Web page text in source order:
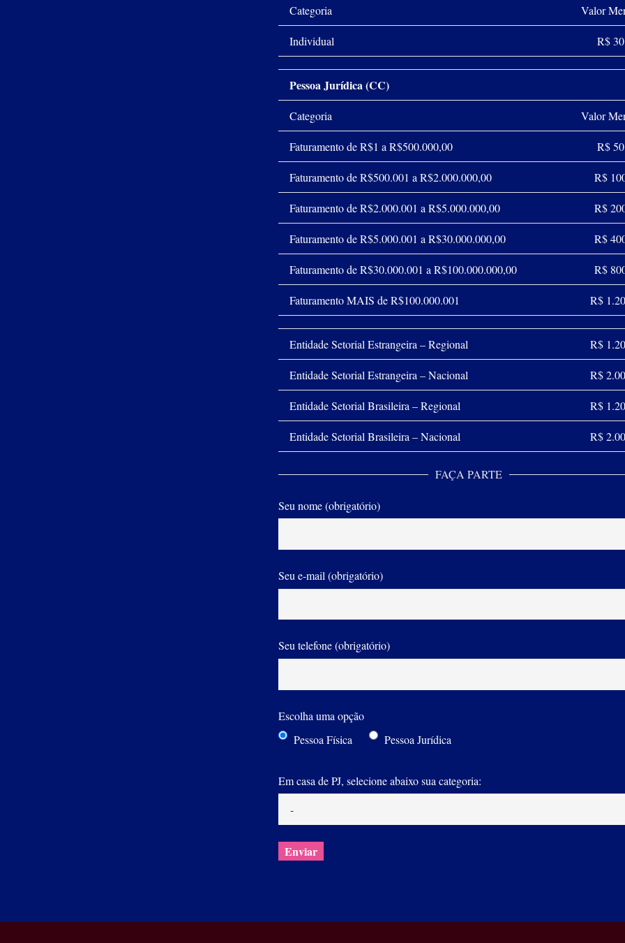
Categoria Valor
Individual R$ 30
Pessoa Jurídica (CC)
Categoria Valor
Faturamento de R$1 a R$500.000,00 R$ 50
Faturamento de R$500.001 a R$2.000.000,00 R$
Faturamento de R$2.000.001 a R$5.000.000,00 R$
Faturamento de R$5.000.001 a R$30.000.000,00 R$
Faturamento de R$30.000.001 a R$100.000.000,00 R$
Faturamento MAIS de R$100.000.001 R$
Entidade Setorial Estrangeira – Regional R$
Entidade Setorial Estrangeira – Nacional R$
Entidade Setorial Brasileira – Regional R$
Entidade Setorial Brasileira – Nacional R$
FAÇA PARTE
Seu nome (obrigatório)
Seu e-mail (obrigatório)
Seu telefone (obrigatório)
Escolha uma opção
Pessoa Física
Pessoa Jurídica
Em casa de PJ, selecione abaixo sua categoria: